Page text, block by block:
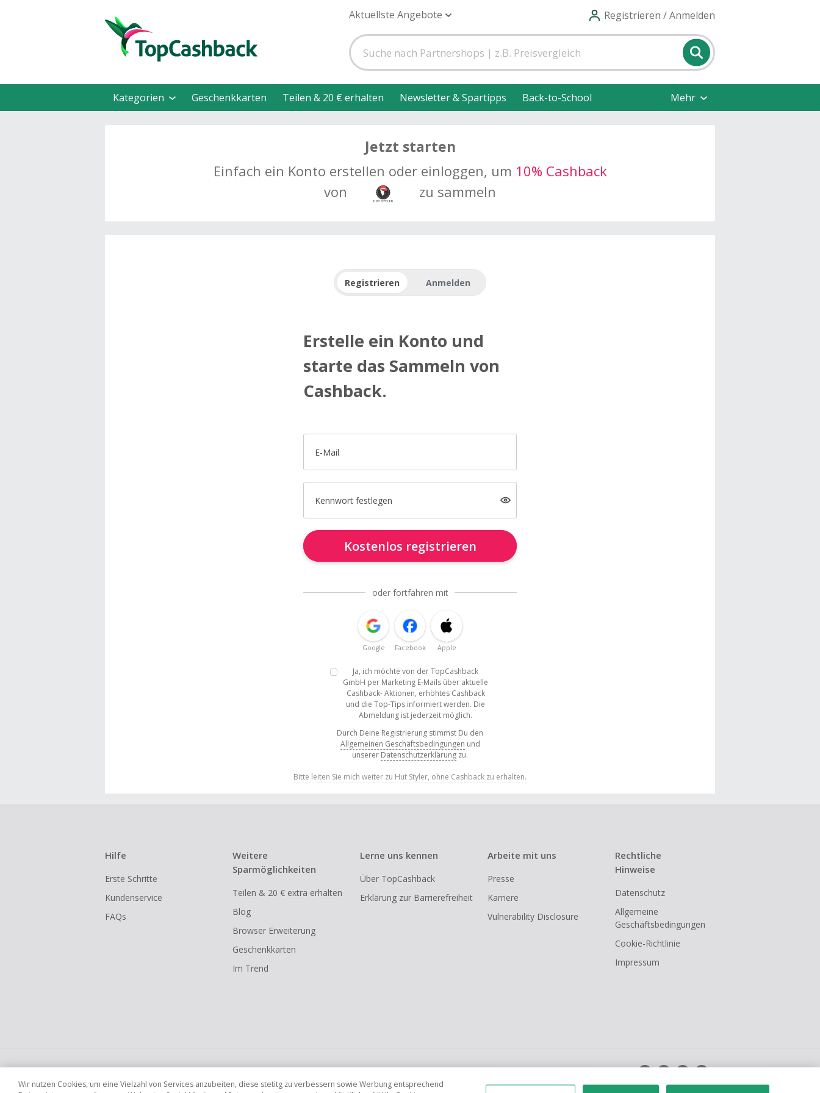
Aktuellste Angebote Registrieren / Anmelden
Kategorien Geschenkkarten Teilen & 20 € erhalten Newsletter & Spartipps Back-to-School Mehr
Jetzt starten
Einfach ein Konto erstellen oder einloggen, um 10% Cashback
von
zu sammeln
Registrieren Anmelden
Erstelle ein Konto und
starte das Sammeln von
Cashback.
E-Mail
Kennwort festlegen
Kostenlos registrieren
oder fortfahren mit
Google Facebook Apple
Ja, ich möchte von der TopCashback
GmbH per Marketing E-Mails über aktuelle
Cashback- Aktionen, erhöhtes Cashback
und die Top-Tips informiert werden. Die
Abmeldung ist jederzeit möglich.
Durch Deine Registrierung stimmst Du den
Allgemeinen Geschäftsbedingungen und
unserer Datenschutzerklärung zu.
Bitte leiten Sie mich weiter zu Hut Styler, ohne Cashback zu erhalten.
Hilfe
Erste Schritte
Kundenservice
FAQs
Weitere
Sparmöglichkeiten
Teilen & 20 € extra erhalten
Blog
Browser Erweiterung
Geschenkkarten
Im Trend
Lerne uns kennen
Über TopCashback
Erklärung zur Barrierefreiheit
Arbeite mit uns
Presse
Karriere
Vulnerability Disclosure
Rechtliche
Hinweise
Datenschutz
Allgemeine
Geschäftsbedingungen
Cookie-Richtlinie
Impressum
Globale Websites UK US CN JP FR AU IT ES
Wir nutzen Cookies, um eine Vielzahl von Services anzubeiten, diese stetitg zu verbessern sowie Werbung entsprechend